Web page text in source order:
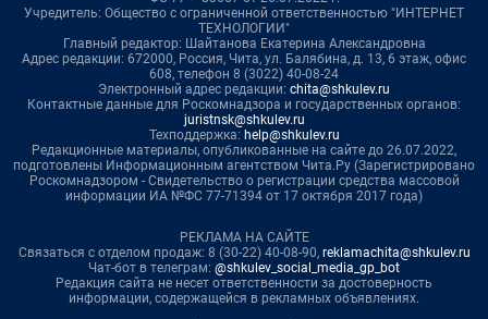
Учредитель: Общество с ограниченной ответственностью "ИНТЕРНЕТ
ТЕХНОЛОГИИ"
Главный редактор: Шайтанова Екатерина Александровна
Адрес редакции: 672000, Россия, Чита, ул. Балябина, д. 13, 6 этаж, офис
608, телефон 8 (3022) 40-08-24
Электронный адрес редакции: chita@shkulev.ru
Контактные данные для Роскомнадзора и государственных органов:
juristnsk@shkulev.ru
Техподдержка: help@shkulev.ru
Редакционные материалы, опубликованные на сайте до 26.07.2022,
подготовлены Информационным агентством Чита.Ру (Зарегистрировано
Роскомнадзором - Свидетельство о регистрации средства массовой
информации ИА №ФС 77-71394 от 17 октября 2017 года)
РЕКЛАМА НА САЙТЕ
Связаться с отделом продаж: 8 (30-22) 40-08-90, reklamachita@shkulev.ru
Чат-бот в телеграм: @shkulev_social_media_gp_bot
Редакция сайта не несет ответственности за достоверность
информации, содержащейся в рекламных объявлениях.